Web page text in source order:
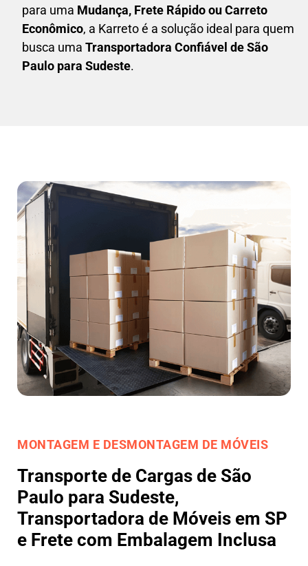
para uma Mudança, Frete Rápido ou Carreto
Econômico, a Karretoé a solução ideal para quem
busca uma Transportadora Confiável de São
Paulo para Sudeste.
MONTAGEM E DESMONTAGEM DE MÓVEIS
Transporte de Cargas de São
Paulo para Sudeste,
Transportadora de Móveis em SP
e Frete com Embalagem Inclusa